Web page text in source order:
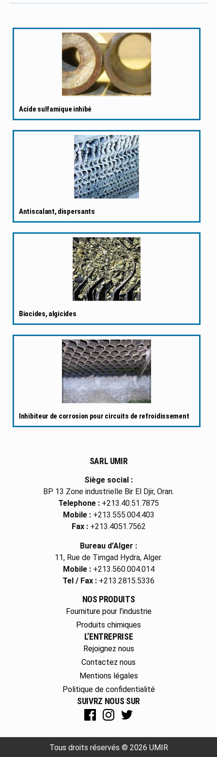
Acide sulfamique inhibé
Antiscalant, dispersants
Biocides, algicides
Inhibiteur de corrosion pour circuits de refroidissement
SARL UMIR
Siège social :
BP 13 Zone industrielle Bir El Djir, Oran.
Telephone : +213.40.51.7875
Mobile :+213.555.004.403
Fax :+213.4051.7562
Bureau d’Alger :
11, Rue de Timgad Hydra, Alger.
Mobile :+213.560.004.014
Tel / Fax : +213.2815.5336
NOS PRODUITS
Fourniture pour l’industrie
Produits chimiques
L’ENTREPRISE
Rejoignez nous
Contactez nous
Mentions légales
Politique de confidentialité
SUIVRZ NOUS SUR
Tous droits réservés © 2026 UMIR